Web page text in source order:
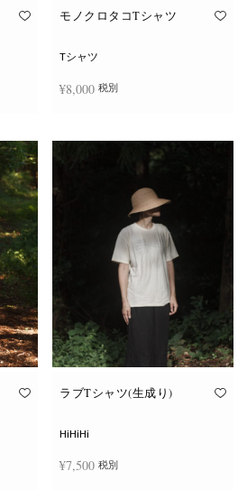
モノクロタコTシャツ
Tシャツ
¥8,000 税別
の
商
品
は
複
数
の
バ
エ
ョ
ま
オ
ラブTシャツ(生成り)
HiHiHi
¥7,500 税別